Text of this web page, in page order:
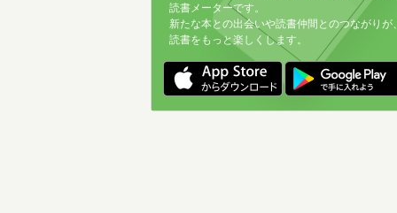
読書メーターです。
新たな本との出会いや読書仲間とのつながりが
読書をもっと楽しくします。